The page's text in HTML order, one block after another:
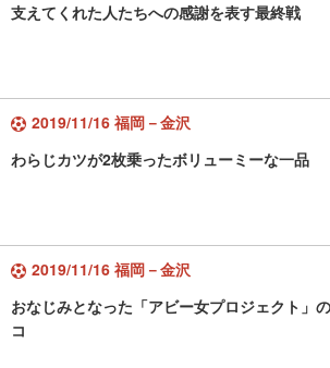
支えてくれた人たちへの感謝を表す最終戦
2019/11/16 福岡－金沢
わらじカツが2枚乗ったボリューミーな一品
2019/11/16 福岡－金沢
おなじみとなった「アビー女プロジェクト」
コ